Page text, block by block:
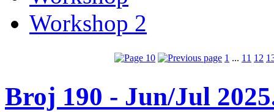
Workshop 2
1 ... 11 12
Broj 190 - Jun/Jul